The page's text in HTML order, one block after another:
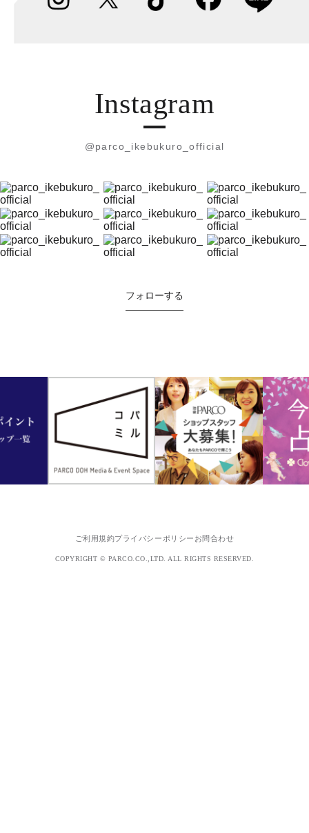
Instagram
@parco_ikebukuro_official
フォローする
ご利用規約プライバシーポリシー お問合わせ
COPYRIGHT © PARCO.CO.,LTD. ALL RIGHTS RESERVED.